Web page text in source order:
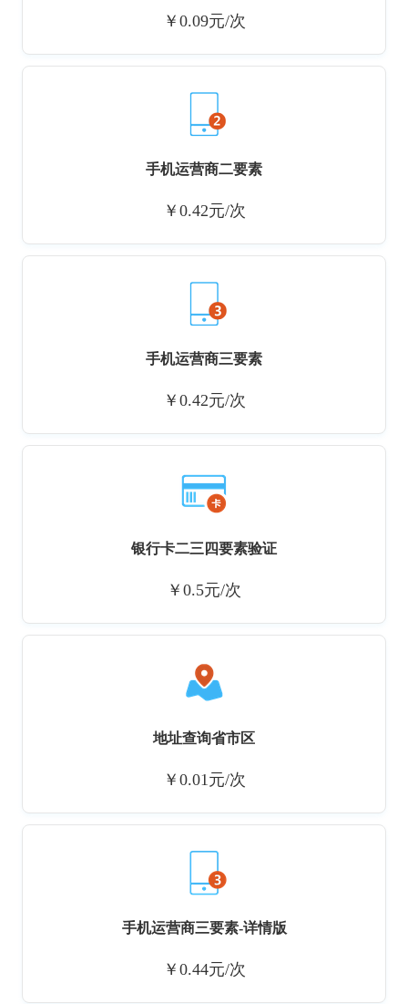
￥0.09元/次
手机运营商二要素
￥0.42元/次
手机运营商三要素
￥0.42元/次
银行卡二三四要素验证
￥0.5元/次
地址查询省市区
￥0.01元/次
手机运营商三要素-详情版
￥0.44元/次